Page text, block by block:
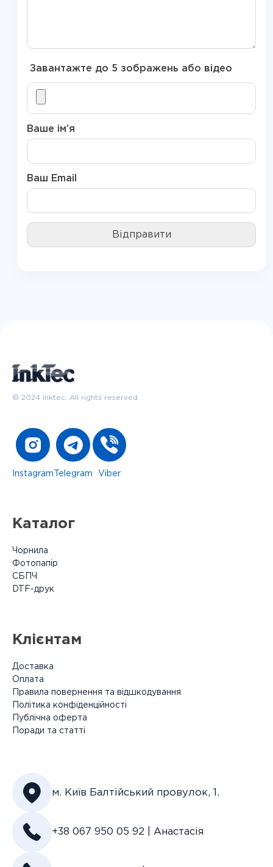
Завантажте до 5 зображень або відео
Ваше ім’я
Ваш Email
© 2024 Inktec. All rights reserved.
Instagram Telegram Viber
Каталог
Чорнила
Фотопапір
СБПЧ
DTF-друк
Клієнтам
Доставка
Оплата
Правила повернення та відшкодування
Політика конфіденційності
Публічна оферта
Поради та статті
м. Київ Балтійський провулок, 1.
+38 067 950 05 92 | Анастасія